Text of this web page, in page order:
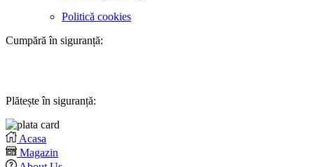
Politică cookies
Cumpără în siguranță:
Plătește în siguranță:
Acasa
Magazin